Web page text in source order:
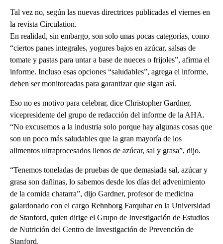
Tal vez no, según las nuevas directrices publicadas el viernes en
la revista Circulation.
En realidad, sin embargo, son solo unas pocas categorías, como
“ciertos panes integrales, yogures bajos en azúcar, salsas de
tomate y pastas para untar a base de nueces o frijoles”, afirma el
informe. Incluso esas opciones “saludables”, agrega el informe,
deben ser monitoreadas para garantizar que sigan así.
Eso no es motivo para celebrar, dice Christopher Gardner,
vicepresidente del grupo de redacción del informe de la AHA.
“No excusemos a la industria solo porque hay algunas cosas que
son un poco más saludables que la gran mayoría de los
alimentos ultraprocesados llenos de azúcar, sal y grasa”, dijo.
“Tenemos toneladas de pruebas de que demasiada sal, azúcar y
grasa son dañinas, lo sabemos desde los días del advenimiento
de la comida chatarra”, dijo Gardner, profesor de medicina
galardonado con el cargo Rehnborg Farquhar en la Universidad
de Stanford, quien dirige el Grupo de Investigación de Estudios
de Nutrición del Centro de Investigación de Prevención de
Stanford.